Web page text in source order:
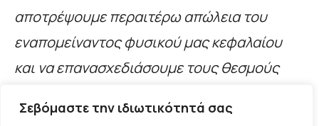
Σεβόμαστε την ιδιωτικότητά σας
αποτρέψουμε περαιτέρω απώλεια του
εναπομείναντος φυσικού μας κεφαλαίου
και να επανασχεδιάσουμε τους θεσμούς
ορίων”.